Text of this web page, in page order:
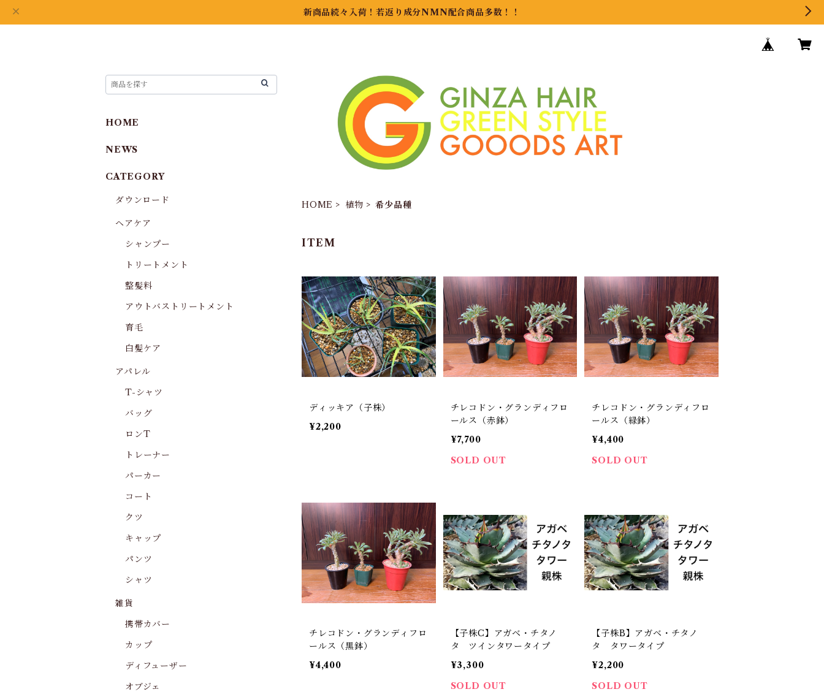
新商品続々入荷！若返り成分NMN配合商品多数！！
HOME 植物 希少品種
ITEM
ディッキア（子株）
¥2,200
チレコドン・グランディフロ
ールス（赤鉢）
¥7,700
SOLD OUT
チレコドン・グランディフロ
ールス（緑鉢）
¥4,400
SOLD OUT
チレコドン・グランディフロ
ールス（黒鉢）
¥4,400
【子株C】アガベ・チタノ
タ ツインタワータイプ
¥3,300
SOLD OUT
【子株B】アガベ・チタノ
タ タワータイプ
¥2,200
SOLD OUT
HOME
NEWS
CATEGORY
ダウンロード
ヘアケア
シャンプー
トリートメント
整髪料
アウトバストリートメント
育毛
白髪ケア
アパレル
T-シャツ
バッグ
ロンT
トレーナー
パーカー
コート
クツ
キャップ
パンツ
シャツ
雑貨
携帯カバー
カップ
ディフューザー
オブジェ